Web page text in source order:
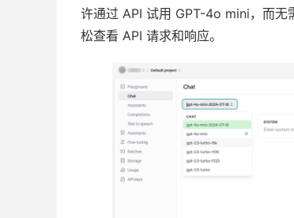
许通过 API 试用 GPT-4o mini，而无
松查看 API 请求和响应。